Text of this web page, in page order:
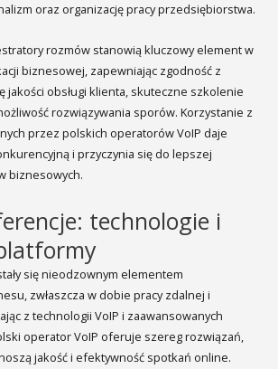
oraz organizację pracy przedsiębiorstwa.
rozmów stanowią kluczowy element w
biznesowej, zapewniając zgodność z
jakości obsługi klienta, skuteczne szkolenie
rozwiązywania sporów. Korzystanie z
przez polskich operatorów VoIP daje
i przyczynia się do lepszej
biznesowych.
technologie i
się nieodzownym elementem
zwłaszcza w dobie pracy zdalnej i
z technologii VoIP i zaawansowanych
operator VoIP oferuje szereg rozwiązań,
jakość i efektywność spotkań online.